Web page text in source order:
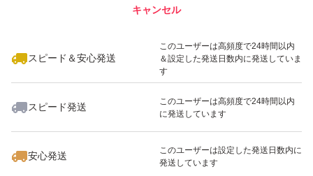
・他のスキンケアアイテムと一緒に使用することもできま
容器へのつめかえ方法
1.パック上部にあるそそぎ口を手で切ります。パックを強
く持つと、中身が飛び出ることがありますのでご注意くだ
2.こぼれないようにパックを持って、そそぎ□からゆっく
※このバッジは実績に基づく表示であり、発送を保証しているものではあり
スピード＆安心発送
このユーザーは高頻度で24時間以内
＆設定した発送日数内に発送していま
す
スピード発送
このユーザーは高頻度で24時間以内
に発送しています
安心発送
このユーザーは設定した発送日数内に
発送しています
キャンセル